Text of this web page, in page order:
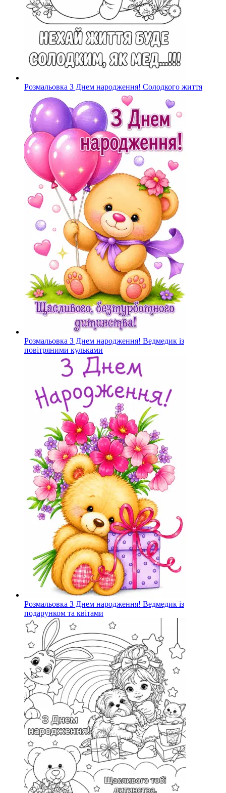
Розмальовка З Днем народження! Солодкого життя
Розмальовка З Днем народження! Ведмедик із
повітряними кульками
Розмальовка З Днем народження! Ведмедик із
подарунком та квітами